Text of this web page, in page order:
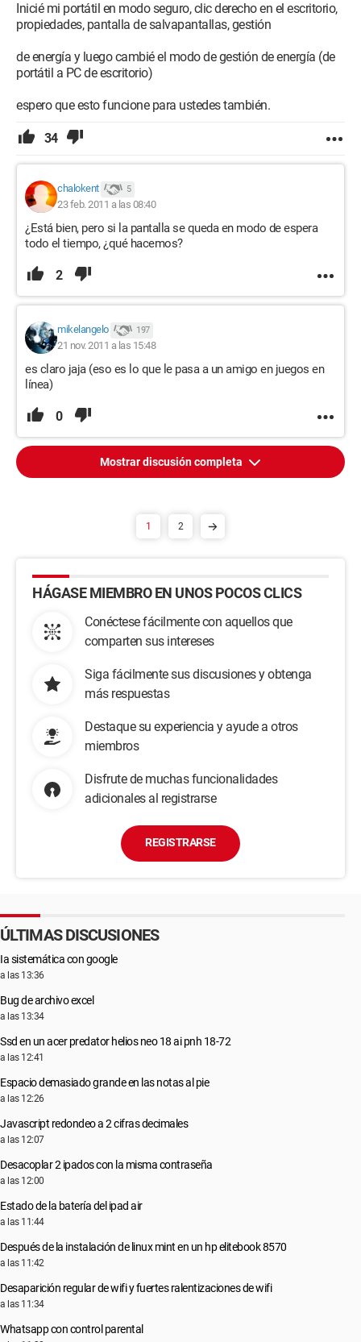
Inicié mi portátil en modo seguro, clic derecho en el escritorio,
propiedades, pantalla de salvapantallas, gestión
de energía y luego cambié el modo de gestión de energía (de
portátil a PC de escritorio)
espero que esto funcione para ustedes también.
34
chalokent 5
23 feb. 2011 a las 08:40
¿Está bien, pero si la pantalla se queda en modo de espera
todo el tiempo, ¿qué hacemos?
2
mikelangelo 197
21 nov. 2011 a las 15:48
es claro jaja (eso es lo que le pasa a un amigo en juegos en
línea)
0
Mostrar discusión completa
1 2
HÁGASE MIEMBRO EN UNOS POCOS CLICS
Conéctese fácilmente con aquellos que
comparten sus intereses
Siga fácilmente sus discusiones y obtenga
más respuestas
Destaque su experiencia y ayude a otros
miembros
Disfrute de muchas funcionalidades
adicionales al registrarse
REGISTRARSE
ÚLTIMAS DISCUSIONES
Ia sistemática con google
a las 13:36
Bug de archivo excel
a las 13:34
Ssd en un acer predator helios neo 18 ai pnh 18-72
a las 12:41
Espacio demasiado grande en las notas al pie
a las 12:26
Javascript redondeo a 2 cifras decimales
a las 12:07
Desacoplar 2 ipados con la misma contraseña
a las 12:00
Estado de la batería del ipad air
a las 11:44
Después de la instalación de linux mint en un hp elitebook 8570
a las 11:42
Desaparición regular de wifi y fuertes ralentizaciones de wifi
a las 11:34
Whatsapp con control parental